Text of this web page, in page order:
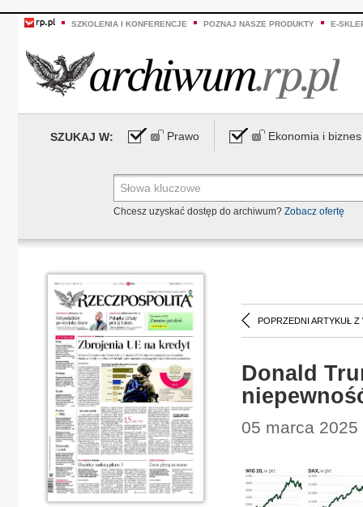
SZKOLENIA I KONFERENCJE POZNAJ NASZE PRODUKTY E-
SZUKAJ W: Prawo Ekonomia i biznes
Chcesz uzyskać dostęp do archiwum? Zobacz ofertę
POPRZEDNI ARTYKUŁ Z
Donald
05 marca 2025